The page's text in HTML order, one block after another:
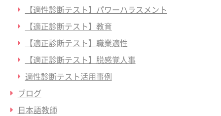
【適性診断テスト】パワーハラスメント
【適正診断テスト】教育
【適正診断テスト】職業適性
【適正診断テスト】脱感覚人事
適性診断テスト活用事例
ブログ
日本語教師